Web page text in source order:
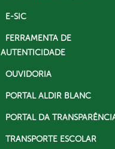
E-SIC
FERRAMENTA DE
AUTENTICIDADE
OUVIDORIA
PORTAL ALDIR BLANC
PORTAL DA
TRANSPORTE ESCOLAR